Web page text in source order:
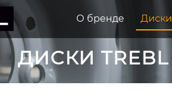
О бренде Диски
ДИСКИ